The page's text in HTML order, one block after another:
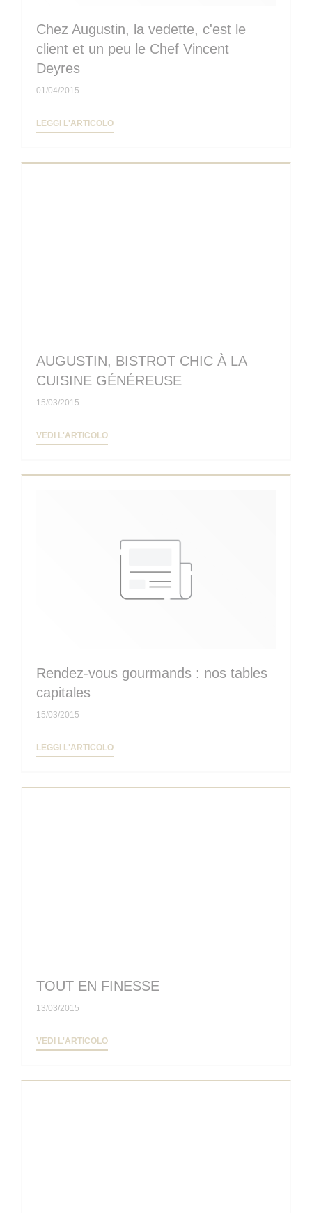
Chez Augustin, la vedette, c'est le
client et un peu le Chef Vincent
Deyres
01/04/2015
LEGGI L'ARTICOLO((APRE UNA NUOVA FINESTRA))
AUGUSTIN, BISTROT CHIC À LA
CUISINE GÉNÉREUSE
15/03/2015
VEDI L'ARTICOLO((APRE UNA NUOVA FINESTRA))
Rendez-vous gourmands : nos tables
capitales
15/03/2015
LEGGI L'ARTICOLO((APRE UNA NUOVA FINESTRA))
TOUT EN FINESSE
13/03/2015
VEDI L'ARTICOLO((APRE UNA NUOVA FINESTRA))